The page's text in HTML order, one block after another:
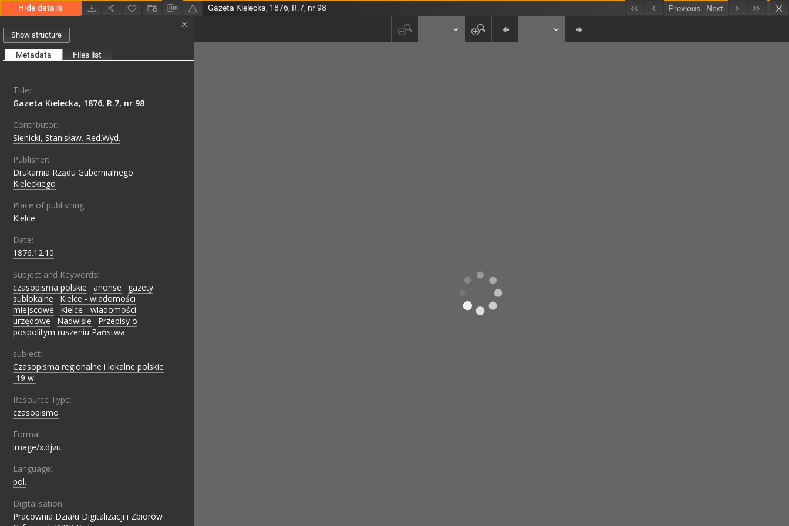
Hide details Gazeta Kielecka, 1876, R.7, nr 98 Previous Next
Show structure
Metadata Files list
Title:
Gazeta Kielecka, 1876, R.7, nr 98
Contributor:
Sienicki, Stanisław. Red.Wyd.
Publisher:
Drukarnia Rządu Gubernialnego
Kieleckiego
Place of publishing:
Kielce
Date:
1876.12.10
Subject and Keywords:
czasopisma polskie
anonse
gazety
sublokalne
Kielce - wiadomości
miejscowe
Kielce - wiadomości
urzędowe
Nadwiśle
Przepisy o
pospolitym ruszeniu Państwa
subject:
Czasopisma regionalne i lokalne polskie
-19 w.
Resource Type:
czasopismo
Format:
image/x.djvu
Language:
pol.
Digitalisation:
Pracownia Działu Digitalizacji i Zbiorów